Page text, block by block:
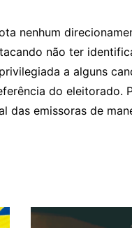
nenhum
não ter
a alguns
do eleitorado.
emissoras de